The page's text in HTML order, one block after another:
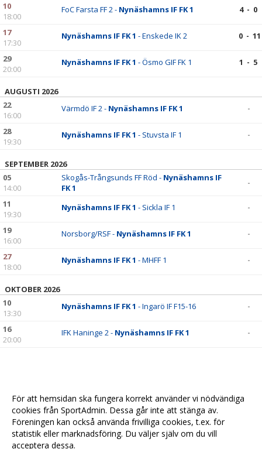
10
18:00
FoC Farsta FF 2 - Nynäshamns IF FK 1 4 - 0
17
17:30
Nynäshamns IF FK 1 - Enskede IK 2 0 - 11
29
20:00
Nynäshamns IF FK 1 - Ösmo GIF FK 1 1 - 5
AUGUSTI 2026
22
16:00
Värmdö IF 2 - Nynäshamns IF FK 1 -
28
19:30
Nynäshamns IF FK 1 - Stuvsta IF 1 -
SEPTEMBER 2026
05
14:00
Skogås-Trångsunds FF Röd - Nynäshamns IF
FK 1
-
11
19:30
Nynäshamns IF FK 1 - Sickla IF 1 -
19
16:00
Norsborg/RSF - Nynäshamns IF FK 1 -
27
18:00
Nynäshamns IF FK 1 - MHFF 1 -
OKTOBER 2026
10
13:30
Nynäshamns IF FK 1 - Ingarö IF F15-16 -
16
20:00
IFK Haninge 2 - Nynäshamns IF FK 1 -
För att hemsidan ska fungera korrekt använder vi nödvändiga
cookies från SportAdmin. Dessa går inte att stänga av.
Föreningen kan också använda frivilliga cookies, t.ex. för
statistik eller marknadsföring. Du väljer själv om du vill
acceptera dessa.